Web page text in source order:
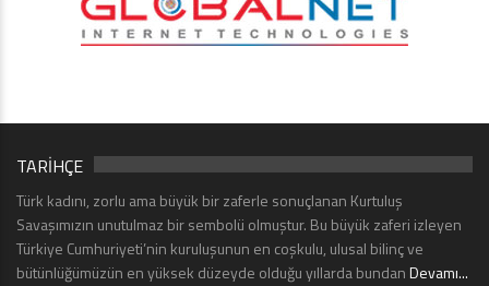
TARİHÇE
Türk kadını, zorlu ama büyük bir zaferle sonuçlanan Kurtuluş
Savaşımızın unutulmaz bir sembolü olmuştur. Bu büyük zaferi izleyen
Türkiye Cumhuriyeti’nin kuruluşunun en coşkulu, ulusal bilinç ve
bütünlüğümüzün en yüksek düzeyde olduğu yıllarda bundanDevamı...